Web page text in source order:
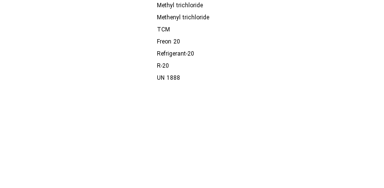
Methyl trichloride
Methenyl trichloride
TCM
Freon 20
Refrigerant-20
R-20
UN 1888